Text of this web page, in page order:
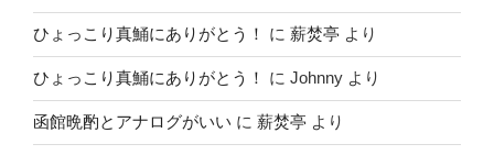
ひょっこり真鯒にありがとう！ に 薪焚亭 より
ひょっこり真鯒にありがとう！ に Johnny より
函館晩酌とアナログがいい に 薪焚亭 より